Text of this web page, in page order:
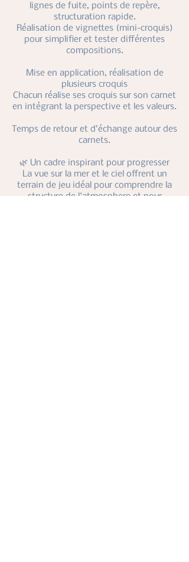
lignes de fuite, points de repère,
structuration rapide.
Réalisation de vignettes (mini-croquis)
pour simplifier et tester différentes
compositions.
Mise en application, réalisation de
plusieurs croquis
Chacun réalise ses croquis sur son carnet
en intégrant la perspective et les valeurs.
Temps de retour et d’échange autour des
carnets.
🌿 Un cadre inspirant pour progresser
La vue sur la mer et le ciel offrent un
terrain de jeu idéal pour comprendre la
structure de l'atmosphere et pour